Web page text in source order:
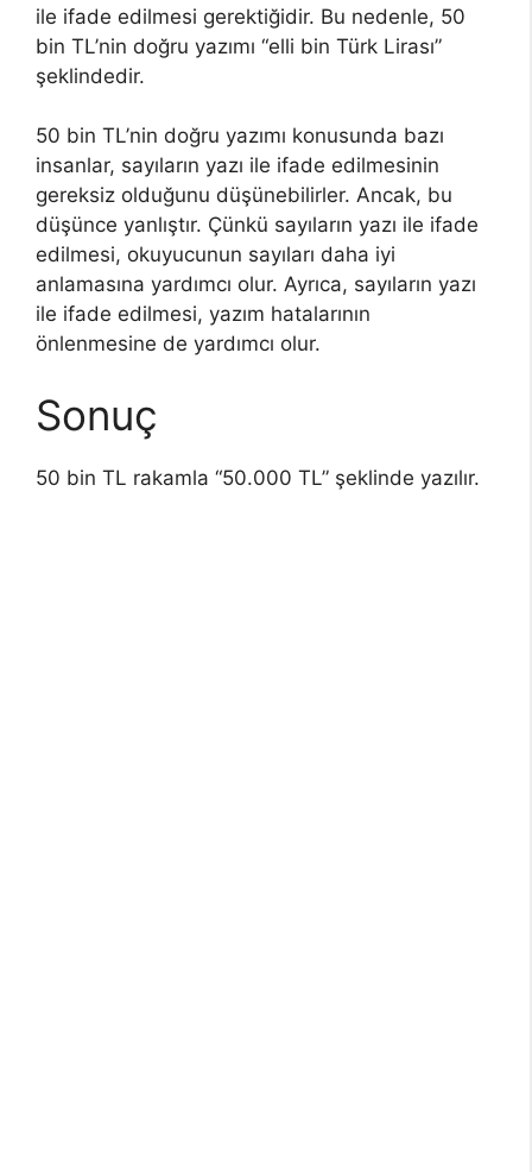
ile ifade edilmesi gerektiğidir. Bu nedenle, 50
bin TL’nin doğru yazımı “elli bin Türk Lirası”
şeklindedir.
50 bin TL’nin doğru yazımı konusunda bazı
insanlar, sayıların yazı ile ifade edilmesinin
gereksiz olduğunu düşünebilirler. Ancak, bu
düşünce yanlıştır. Çünkü sayıların yazı ile ifade
edilmesi, okuyucunun sayıları daha iyi
anlamasına yardımcı olur. Ayrıca, sayıların yazı
ile ifade edilmesi, yazım hatalarının
önlenmesine de yardımcı olur.
Sonuç
50 bin TL rakamla “50.000 TL” şeklinde yazılır.